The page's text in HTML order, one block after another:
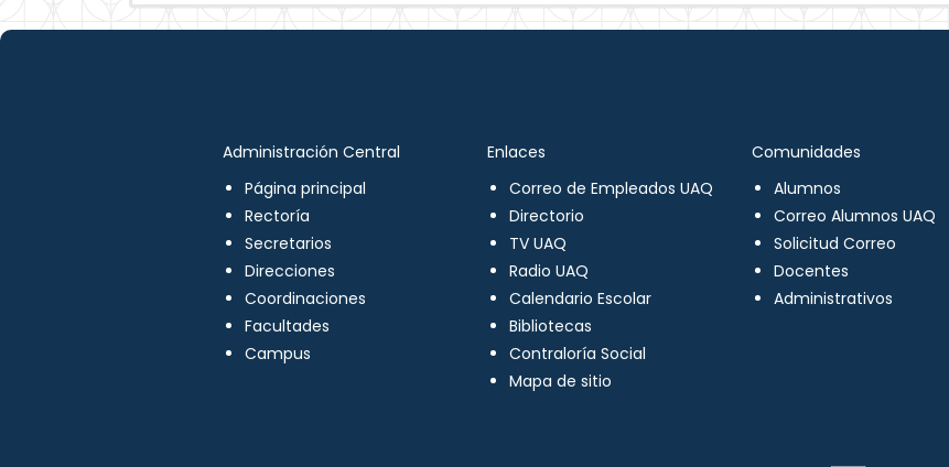
Administración Central
Página principal
Rectoría
Secretarios
Direcciones
Coordinaciones
Facultades
Campus
Enlaces
Correo de Empleados UAQ
Directorio
TV UAQ
Radio UAQ
Calendario Escolar
Bibliotecas
Contraloría Social
Mapa de sitio
Comunidades
Alumnos
Correo Alumnos UAQ
Solicitud Correo
Docentes
Administrativos